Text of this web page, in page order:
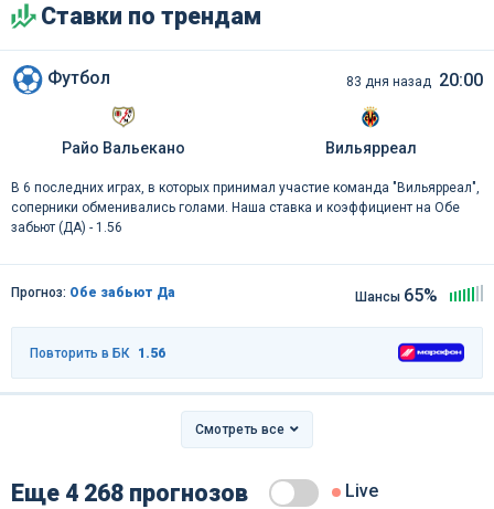
Ставки по трендам
Футбол 83 дня назад 20:00
Райо Вальекано Вильярреал
В 6 последних играх, в которых принимал участие команда "Вильярреал",
соперники обменивались голами. Наша ставка и коэффициент на Обе
забьют (ДА) - 1.56
Прогноз: Обе забьют Да Шансы 65%
Повторить в БК 1.56
Смотреть все
Еще 4 268 прогнозов Live